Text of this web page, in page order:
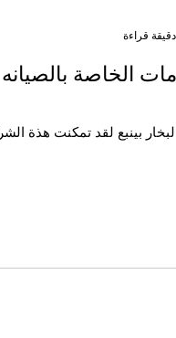
بينبع لقد تمكنت هذة